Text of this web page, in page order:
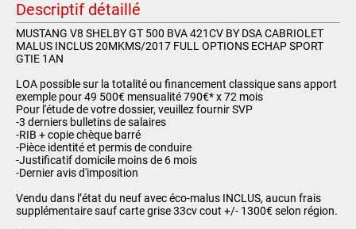
Descriptif détaillé
MUSTANG V8 SHELBY GT 500 BVA 421CV BY DSA CABRIOLET
MALUS INCLUS 20MKMS/2017 FULL OPTIONS ECHAP SPORT
GTIE 1AN
LOA possible sur la totalité ou financement classique sans apport
exemple pour 49 500€ mensualité 790€* x 72 mois
Pour l'étude de votre dossier, veuillez fournir SVP
-3 derniers bulletins de salaires
-RIB + copie chèque barré
-Pièce identité et permis de conduire
-Justificatif domicile moins de 6 mois
-Dernier avis d'imposition
Vendu dans l’état du neuf avec éco-malus INCLUS, aucun frais
supplémentaire sauf carte grise 33cv cout +/- 1300€ selon région.